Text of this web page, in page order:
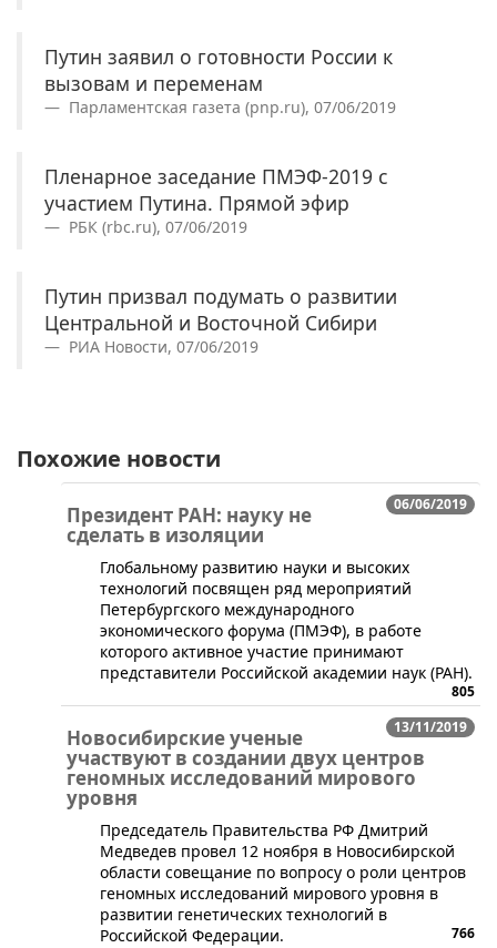
Путин заявил о готовности России к
вызовам и переменам
Парламентская газета (pnp.ru), 07/06/2019
Пленарное заседание ПМЭФ-2019 с
участием Путина. Прямой эфир
РБК (rbc.ru), 07/06/2019
Путин призвал подумать о развитии
Центральной и Восточной Сибири
РИА Новости, 07/06/2019
Похожие новости
06/06/2019
Президент РАН: науку не
сделать в изоляции
​Глобальному развитию науки и высоких
технологий посвящен ряд мероприятий
Петербургского международного
экономического форума (ПМЭФ), в работе
которого активное участие принимают
представители Российской академии наук (РАН).
805
13/11/2019
Новосибирские ученые
участвуют в создании двух центров
геномных исследований мирового
уровня
​Председатель Правительства РФ Дмитрий
Медведев провел 12 ноября в Новосибирской
области совещание по вопросу о роли центров
геномных исследований мирового уровня в
развитии генетических технологий в
Российской Федерации.
766